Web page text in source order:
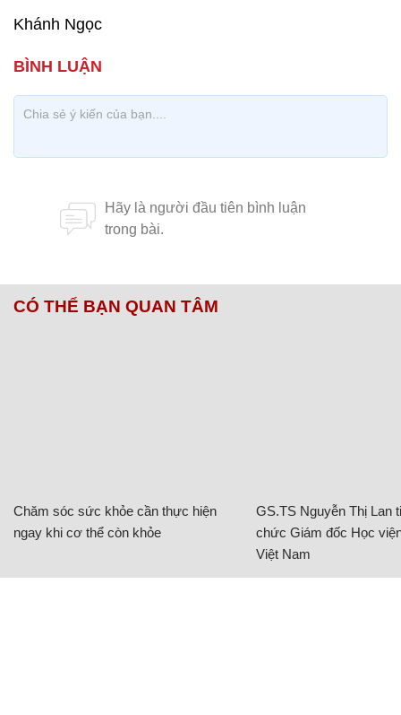
Khánh Ngọc
CÓ THỂ BẠN QUAN TÂM
Chăm sóc sức khỏe cần thực hiện
ngay khi cơ thể còn khỏe
GS.TS Nguyễn Thị Lan
chức Giám đốc Học
Việt Nam